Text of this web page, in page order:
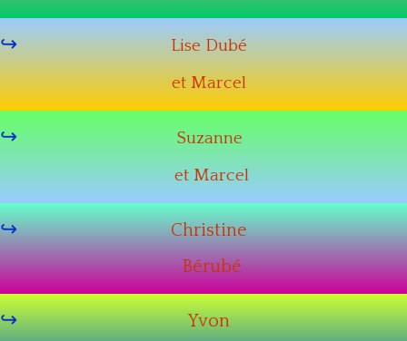
Lise Dubé
et Marcel
Suzanne
et Marcel
Christine
Bérubé
Yvon